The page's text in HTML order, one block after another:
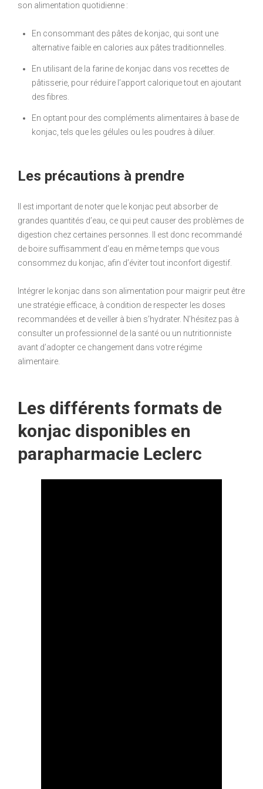
son alimentation quotidienne :
En consommant des pâtes de konjac, qui sont une
alternative faible en calories aux pâtes traditionnelles.
En utilisant de la farine de konjac dans vos recettes de
pâtisserie, pour réduire l’apport calorique tout en ajoutant
des fibres.
En optant pour des compléments alimentaires à base de
konjac, tels que les gélules ou les poudres à diluer.
Les précautions à prendre
Il est important de noter que le konjac peut absorber de
grandes quantités d’eau, ce qui peut causer des problèmes de
digestion chez certaines personnes. Il est donc recommandé
de boire suffisamment d’eau en même temps que vous
consommez du konjac, afin d’éviter tout inconfort digestif.
Intégrer le konjac dans son alimentation pour maigrir peut être
une stratégie efficace, à condition de respecter les doses
recommandées et de veiller à bien s’hydrater. N’hésitez pas à
consulter un professionnel de la santé ou un nutritionniste
avant d’adopter ce changement dans votre régime
alimentaire.
Les différents formats de
konjac disponibles en
parapharmacie Leclerc